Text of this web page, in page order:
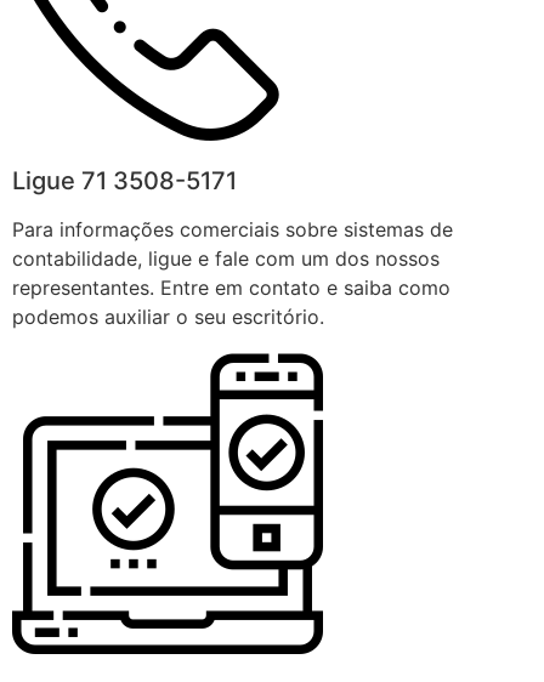
Ligue 71 3508-5171
Para informações comerciais sobre sistemas de
contabilidade, ligue e fale com um dos nossos
representantes. Entre em contato e saiba como
podemos auxiliar o seu escritório.